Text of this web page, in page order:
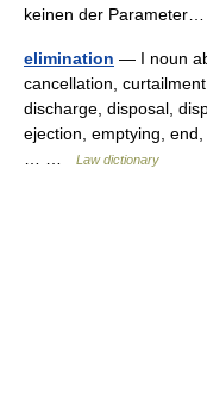
keinen der
elimination — I noun
cancellation,
discharge, disposal,
ejection, emptying,
Law dictionary